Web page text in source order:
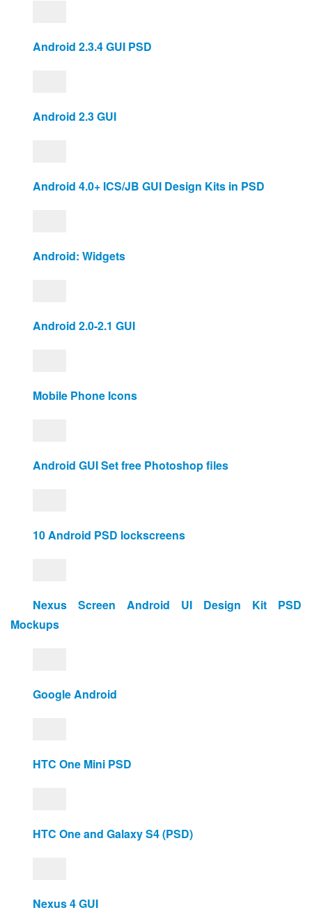
Android 2.3.4 GUI PSD
Android 2.3 GUI
Android 4.0+ ICS/JB GUI Design Kits in PSD
Android: Widgets
Android 2.0-2.1 GUI
Mobile Phone Icons
Android GUI Set free Photoshop files
10 Android PSD lockscreens
Nexus Screen Android UI Design Kit PSD
Mockups
Google Android
HTC One Mini PSD
HTC One and Galaxy S4 (PSD)
Nexus 4 GUI